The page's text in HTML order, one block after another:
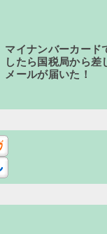
マイナンバーカード
したら国税局から差
メールが届いた！